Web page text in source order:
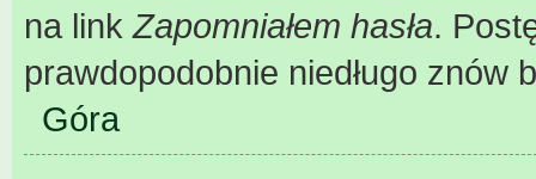
na link Zapomniałem hasła.
prawdopodobnie niedługo znów
Góra